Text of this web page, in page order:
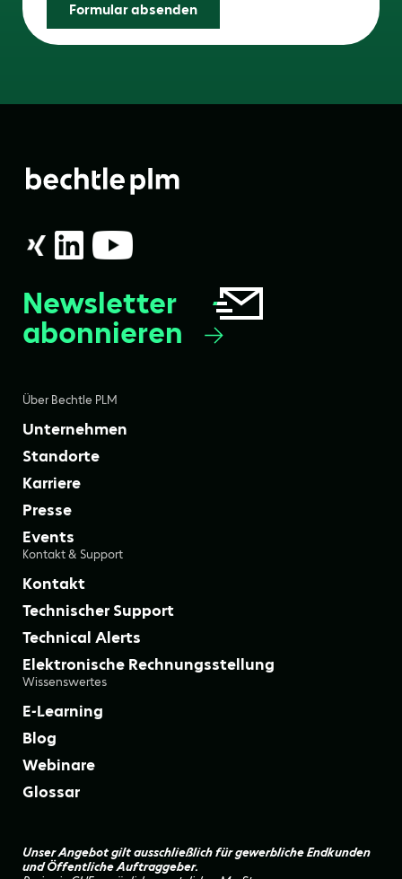
Formular absenden
Über Bechtle PLM
Unternehmen
Standorte
Karriere
Presse
Events
Kontakt & Support
Kontakt
Technischer Support
Technical Alerts
Elektronische Rechnungsstellung
Wissenswertes
E-Learning
Blog
Webinare
Glossar
Newsletter
abonnieren
Unser Angebot gilt ausschließlich für gewerbliche Endkunden
und Öffentliche Auftraggeber.